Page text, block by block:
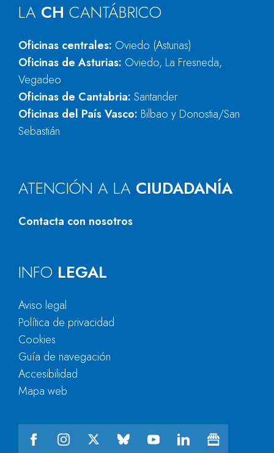
LA CH CANTÁBRICO
Oficinas centrales: Oviedo (Asturias)
Oficinas de Asturias: Oviedo, La Fresneda,
Vegadeo
Oficinas de Cantabria: Santander
Oficinas del País Vasco: Bilbao y Donostia/San
Sebastián
ATENCIÓN A LA CIUDADANÍA
Contacta con nosotros
INFO LEGAL
Aviso legal
Política de privacidad
Cookies
Guía de navegación
Accesibilidad
Mapa web